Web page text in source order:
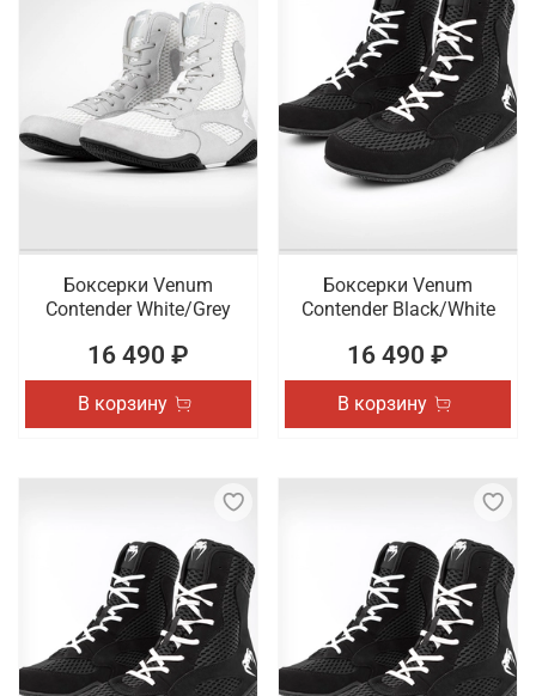
Боксерки Venum
Contender White/Grey
16 490 ₽
В корзину
Боксерки Venum
Contender Black/White
16 490 ₽
В корзину